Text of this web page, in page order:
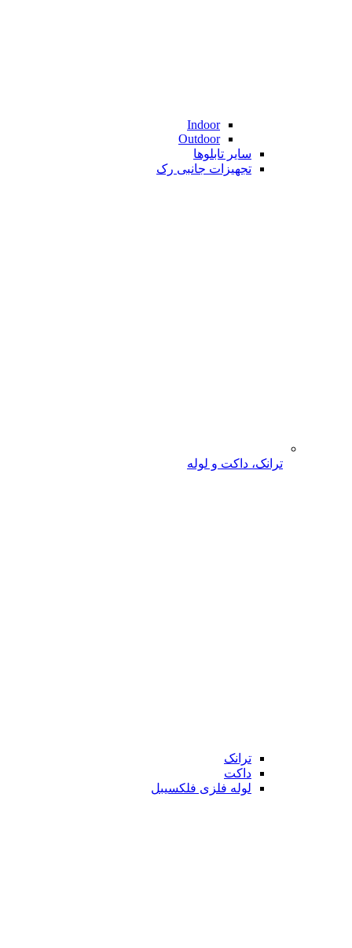
Indoor
Outdoor
سایر تابلوها
تجهیزات جانبی رک
ترانک، داکت و لوله
ترانک
داکت
لوله فلزی فلکسیبل